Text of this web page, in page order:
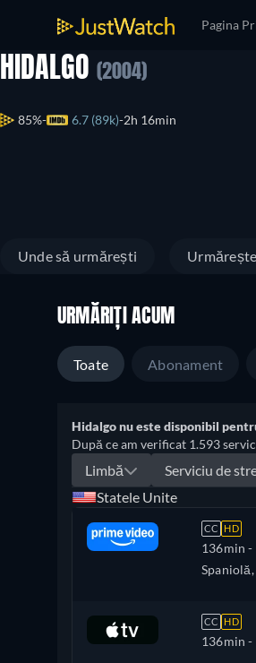
Pagina
HIDALGO (2004)
85% 6.7 (89k) 2h 16min
Unde să urmărești
URMĂRIȚI ACUM
Toate Abonament
Hidalgo nu este disponibil
După ce am verificat 1.593
Limbă
Serviciu de
Statele Unite
CC HD
136min -
CC HD
136min -